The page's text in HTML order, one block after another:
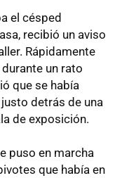
el césped
recibió un aviso
Rápidamente
un rato
que se había
detrás de una
de exposición.
puso en marcha
que había en